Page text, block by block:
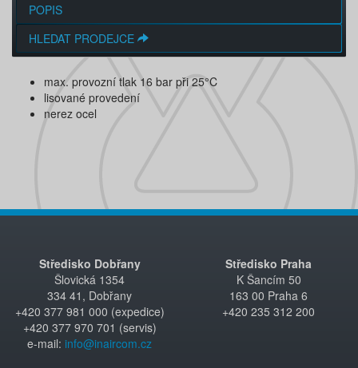
POPIS
HLEDAT PRODEJCE
max. provozní tlak 16 bar při 25°C
lisované provedení
nerez ocel
Středisko Dobřany
Šlovická 1354
334 41, Dobřany
+420 377 981 000 (expedice)
+420 377 970 701 (servis)
e-mail: info@inaircom.cz
Středisko Praha
K Šancím 50
163 00 Praha 6
+420 235 312 200